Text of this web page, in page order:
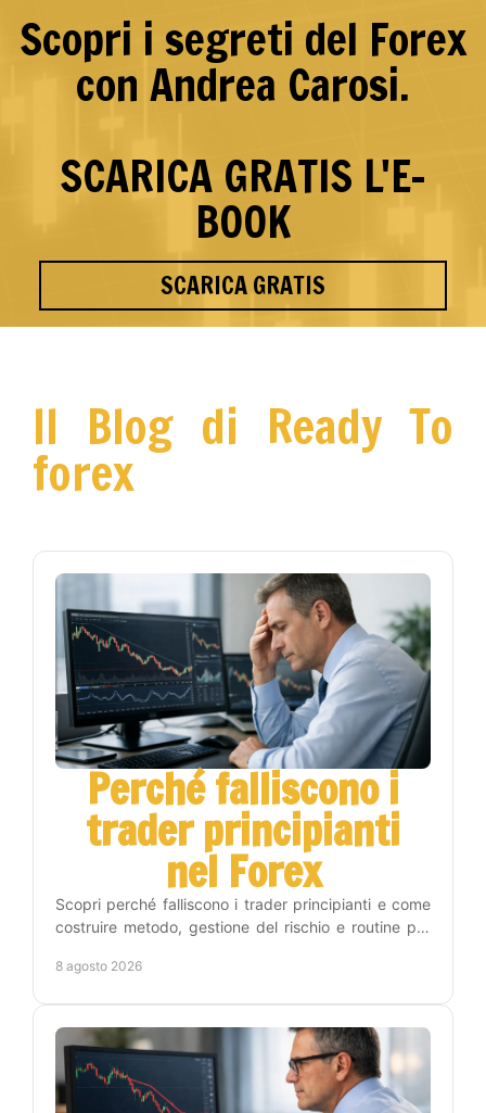
Scopri i segreti del Forex
con Andrea Carosi.
SCARICA GRATIS L'E-
BOOK
SCARICA GRATIS
Il Blog di Ready To
forex
Perché falliscono i
trader principianti
nel Forex
Scopri perché falliscono i trader principianti e come
costruire metodo, gestione del rischio e routine per
8 agosto 2026